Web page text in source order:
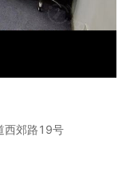
西郊路19号